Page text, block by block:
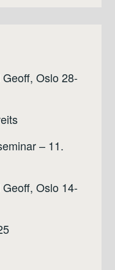
Oslo 28-
– 11.
Oslo 14-